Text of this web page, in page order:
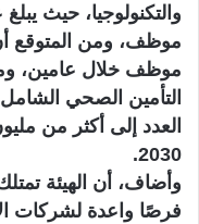
موظف خلال عامين،
التأمين الصحي
العدد إلى أكثر من
2030.
وأضاف، أن الهيئة
فرصًا واعدة لشركات